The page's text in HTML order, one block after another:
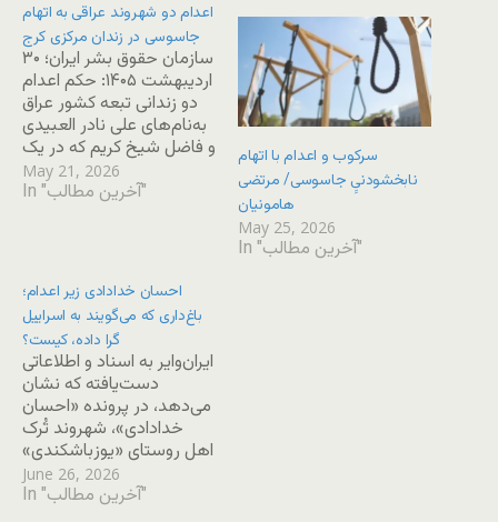
اعدام دو شهروند عراقی به اتهام
جاسوسی در زندان مرکزی کرج
سازمان حقوق بشر ایران؛ ۳۰
اردیبهشت ۱۴۰۵: حکم اعدام
دو زندانی تبعه کشور عراق
به‌نام‌های علی نادر العبیدی
و فاضل شیخ کریم که در یک
پرونده مشترک با اتهام
«جاسوسی» به اعدام
May 21, 2026
In "آخرین مطالب"
سرکوب و اعدام با اتهام
نابخشودنیِِ جاسوسی/ مرتضی
هامونیان
May 25, 2026
In "آخرین مطالب"
احسان خدادادی زیر اعدام؛
باغ‌داری که می‌گویند به اسراییل
گرا داده، کیست؟
ایران‌وایر به اسناد و اطلاعاتی
دست‌یافته که نشان
می‌دهد، در پرونده «احسان
خدادادی»، شهروند تُرک
اهل روستای «یوزباشکندی»
از توابع ملکان که
۲۵خردادماه از سوی دادگاه
June 26, 2026
In "آخرین مطالب"